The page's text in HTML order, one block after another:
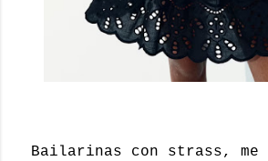
Bailarinas con strass, me